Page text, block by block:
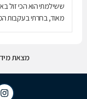
ששילמתי הוא הכי זול
מאוד, בחרתי בעקבות
מצאת